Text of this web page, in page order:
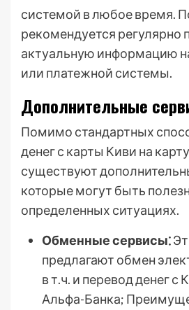
системой в любое время.
рекомендуется регулярно
актуальную информацию
или платежной системы.
Дополнительные
Помимо стандартных
денег с карты Киви на
существуют
которые могут быть
определенных ситуациях.
Обменные сервисы⁚
предлагают обмен
в т.ч. и перевод денег с
Альфа-Банка;